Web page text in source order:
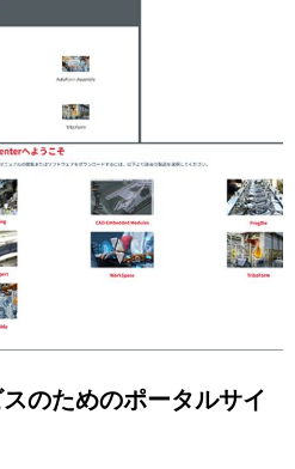
のためのポータルサイ